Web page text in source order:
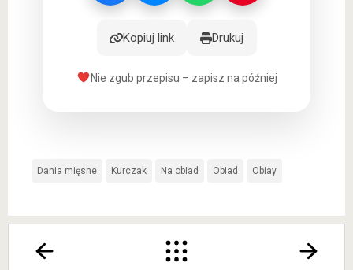
Kopiuj link Drukuj
Nie zgub przepisu – zapisz na później
Dania mięsne Kurczak Na obiad Obiad Obiay